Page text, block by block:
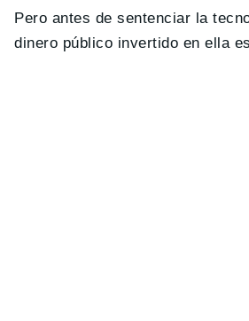
Pero antes de sentenciar la
dinero público invertido en ella